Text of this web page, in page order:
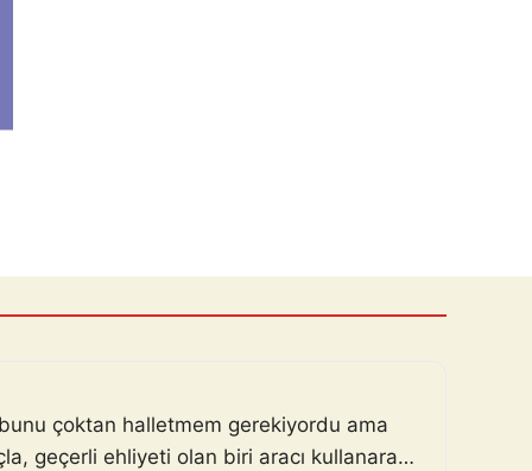
çoktan halletmem gerekiyordu ama
geçerli ehliyeti olan biri aracı kullanarak